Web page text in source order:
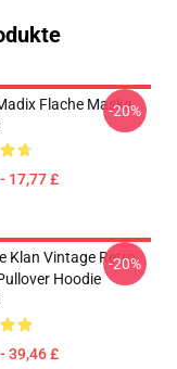
Flache Maske
17,77 £
-20%
Klan Vintage Retro
Hoodie
39,46 £
-20%